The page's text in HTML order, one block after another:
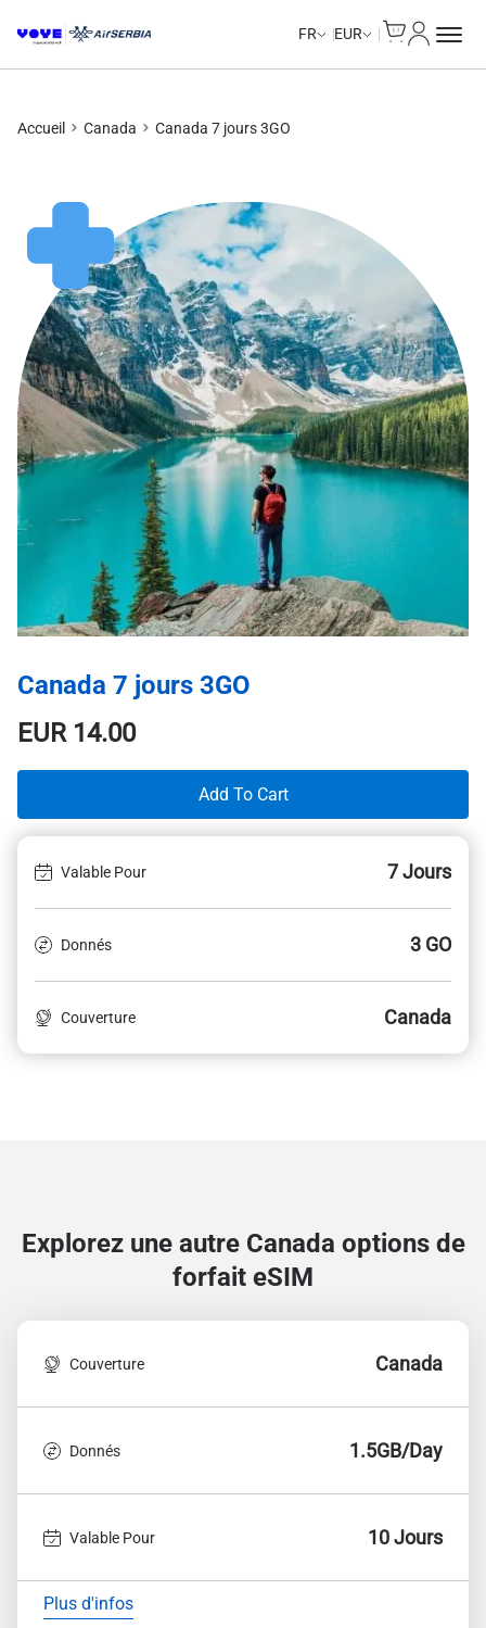
FR EUR
Accueil Canada Canada 7 jours 3GO
Canada 7 jours 3GO
EUR14.00
Add To Cart
Valable Pour 7 Jours
Donnés 3 GO
Couverture Canada
Explorez une autre Canada options de
forfait eSIM
Couverture Canada
Donnés 1.5GB/Day
Valable Pour 10 Jours
Plus d'infos